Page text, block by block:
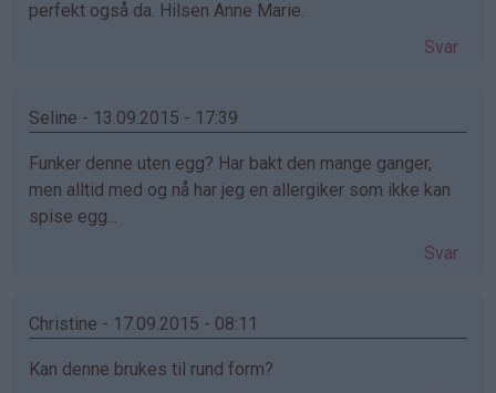
perfekt også da. Hilsen Anne Marie.
Svar
Seline - 13.09.2015 - 17:39
Funker denne uten egg? Har bakt den mange ganger,
men alltid med og nå har jeg en allergiker som ikke kan
spise egg...
Svar
Christine - 17.09.2015 - 08:11
Kan denne brukes til rund form?